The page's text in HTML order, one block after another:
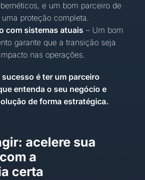
e um bom parceiro de
uma proteção completa.
com sistemas atuais – Um bom
garante que a transição seja
nas operações.
é ter um parceiro
entenda o seu negócio e
de forma estratégica.
acelere sua
a
certa